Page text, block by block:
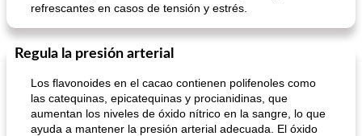
refrescantes en casos de tensión y estrés.
Regula la presión arterial
Los flavonoides en el cacao contienen polifenoles como
las catequinas, epicatequinas y procianidinas, que
aumentan los niveles de óxido nítrico en la sangre, lo que
ayuda a mantener la presión arterial adecuada. El óxido